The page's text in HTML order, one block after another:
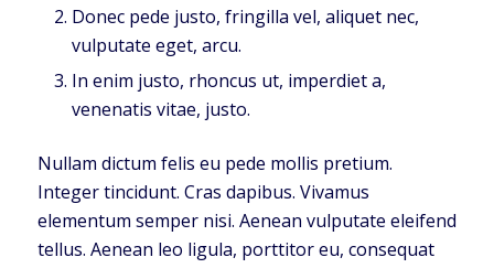
Donec pede justo, fringilla vel, aliquet nec,
vulputate eget, arcu.
In enim justo, rhoncus ut, imperdiet a,
venenatis vitae, justo.
Nullam dictum felis eu pede mollis pretium.
Integer tincidunt. Cras dapibus. Vivamus
elementum semper nisi. Aenean vulputate eleifend
tellus. Aenean leo ligula, porttitor eu, consequat